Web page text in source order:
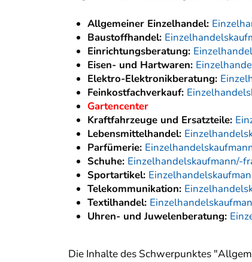
Allgemeiner Einzelhandel:
Baustoffhandel:
Einrichtungsberatung:
Eisen- und Hartwaren:
Elektro-Elektronikberatung:
Feinkostfachverkauf:
Gartencenter
Kraftfahrzeuge und Ersatzteile:
Lebensmittelhandel:
Parfümerie:
Schuhe: Einzelhandelskaufmann/-
Sportartikel:
Telekommunikation:
Textilhandel:
Uhren- und Juwelenberatung:
Die Inhalte des Schwerpunktes